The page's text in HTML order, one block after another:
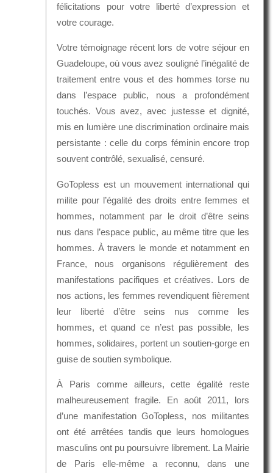
félicitations pour votre liberté d’expression et
votre courage.
Votre témoignage récent lors de votre séjour en
Guadeloupe, où vous avez souligné l’inégalité de
traitement entre vous et des hommes torse nu
dans l’espace public, nous a profondément
touchés. Vous avez, avec justesse et dignité,
mis en lumière une discrimination ordinaire mais
persistante : celle du corps féminin encore trop
souvent contrôlé, sexualisé, censuré.
GoTopless est un mouvement international qui
milite pour l’égalité des droits entre femmes et
hommes, notamment par le droit d’être seins
nus dans l’espace public, au même titre que les
hommes. À travers le monde et notamment en
France, nous organisons régulièrement des
manifestations pacifiques et créatives. Lors de
nos actions, les femmes revendiquent fièrement
leur liberté d’être seins nus comme les
hommes, et quand ce n’est pas possible, les
hommes, solidaires, portent un soutien-gorge en
guise de soutien symbolique.
À Paris comme ailleurs, cette égalité reste
malheureusement fragile. En août 2011, lors
d’une manifestation GoTopless, nos militantes
ont été arrêtées tandis que leurs homologues
masculins ont pu poursuivre librement. La Mairie
de Paris elle-même a reconnu, dans une